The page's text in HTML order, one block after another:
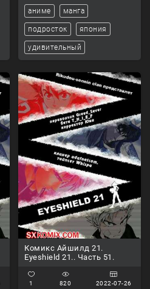
аниме манга
подросток япония
удивительный
Комикс Айшилд 21.
Eyeshield 21.. Часть 51.
1 820 2022-07-26